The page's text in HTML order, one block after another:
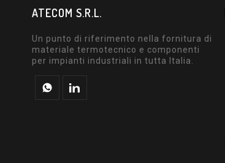
ATECOM S.R.L.
Un punto di riferimento nella fornitura di
materiale termotecnico e componenti
per impianti industriali in tutta Italia.